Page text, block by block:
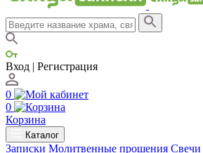
Вход | Регистрация
0
0
Корзина
Каталог
Записки Молитвенные прошения Свечи